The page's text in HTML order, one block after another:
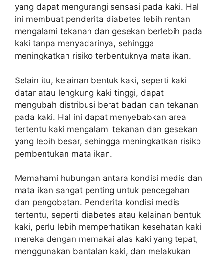
yang dapat mengurangi sensasi pada kaki. Hal
ini membuat penderita diabetes lebih rentan
mengalami tekanan dan gesekan berlebih pada
kaki tanpa menyadarinya, sehingga
meningkatkan risiko terbentuknya mata ikan.
Selain itu, kelainan bentuk kaki, seperti kaki
datar atau lengkung kaki tinggi, dapat
mengubah distribusi berat badan dan tekanan
pada kaki. Hal ini dapat menyebabkan area
tertentu kaki mengalami tekanan dan gesekan
yang lebih besar, sehingga meningkatkan risiko
pembentukan mata ikan.
Memahami hubungan antara kondisi medis dan
mata ikan sangat penting untuk pencegahan
dan pengobatan. Penderita kondisi medis
tertentu, seperti diabetes atau kelainan bentuk
kaki, perlu lebih memperhatikan kesehatan kaki
mereka dengan memakai alas kaki yang tepat,
menggunakan bantalan kaki, dan melakukan